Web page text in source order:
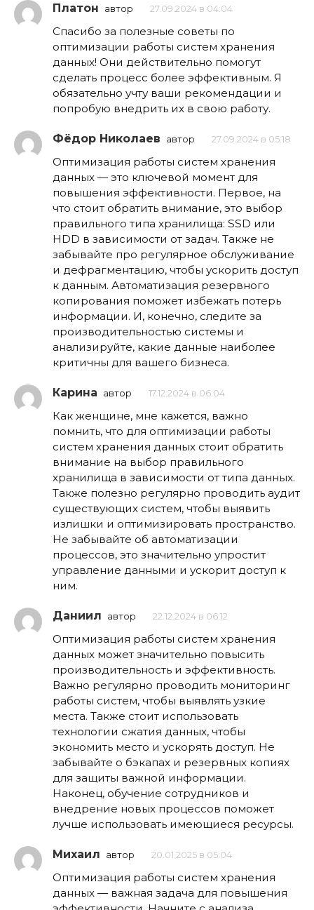
Платон автор 27.09.2024 в 04:04
Спасибо за полезные советы по
оптимизации работы систем хранения
данных! Они действительно помогут
сделать процесс более эффективным. Я
обязательно учту ваши рекомендации и
попробую внедрить их в свою работу.
Фёдор Николаев автор 27.09.2024 в 05:18
Оптимизация работы систем хранения
данных — это ключевой момент для
повышения эффективности. Первое, на
что стоит обратить внимание, это выбор
правильного типа хранилища: SSD или
HDD в зависимости от задач. Также не
забывайте про регулярное обслуживание
и дефрагментацию, чтобы ускорить доступ
к данным. Автоматизация резервного
копирования поможет избежать потерь
информации. И, конечно, следите за
производительностью системы и
анализируйте, какие данные наиболее
критичны для вашего бизнеса.
Карина автор 17.12.2024 в 06:04
Как женщине, мне кажется, важно
помнить, что для оптимизации работы
систем хранения данных стоит обратить
внимание на выбор правильного
хранилища в зависимости от типа данных.
Также полезно регулярно проводить аудит
существующих систем, чтобы выявить
излишки и оптимизировать пространство.
Не забывайте об автоматизации
процессов, это значительно упростит
управление данными и ускорит доступ к
ним.
Даниил автор 22.12.2024 в 06:12
Оптимизация работы систем хранения
данных может значительно повысить
производительность и эффективность.
Важно регулярно проводить мониторинг
работы систем, чтобы выявлять узкие
места. Также стоит использовать
технологии сжатия данных, чтобы
экономить место и ускорять доступ. Не
забывайте о бэкапах и резервных копиях
для защиты важной информации.
Наконец, обучение сотрудников и
внедрение новых процессов поможет
лучше использовать имеющиеся ресурсы.
Михаил автор 20.01.2025 в 05:04
Оптимизация работы систем хранения
данных — важная задача для повышения